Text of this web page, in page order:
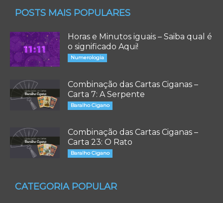
POSTS MAIS POPULARES
Horas e Minutos iguais – Saiba qual é
o significado Aqui!
Numerologia
Combinação das Cartas Ciganas –
Carta 7: A Serpente
Baralho Cigano
Combinação das Cartas Ciganas –
Carta 23: O Rato
Baralho Cigano
CATEGORIA POPULAR